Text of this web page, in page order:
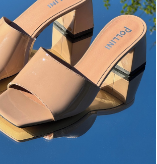
mules and sandals are now on sale. ...